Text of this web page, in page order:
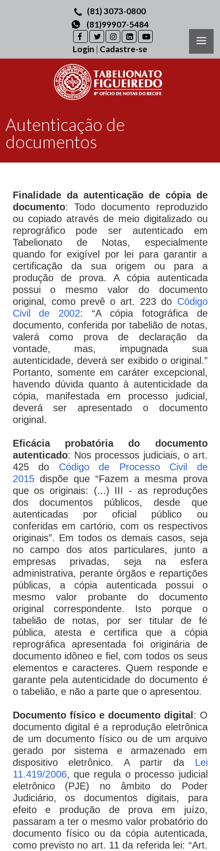
(81) 3073-0800
(81)99907-5484
Login | Cadastre-se
Autenticação de
documentos
Finalidade da autenticação de cópia de
documento: Todo documento reproduzido
ou copiado através de meio digitalizado ou
reprográfico pode ser autenticado em
Tabelionato de Notas, especialmente
quando for exigível por lei para garantir a
certificação da sua origem ou para a
produção de prova. A cópia autenticada
possui o mesmo valor do documento
original, como prevê o art. 223 do Código
Civil de 2002: “A cópia fotográfica de
documento, conferida por tabelião de notas,
valerá como prova de declaração da
vontade, mas, impugnada sua
autenticidade, deverá ser exibido o original.”
Portanto, somente em caráter excepcional,
havendo dúvida quanto à autenticidade da
cópia, manifestada em processo judicial,
deverá ser apresentado o documento
original.
Eficácia probatória do documento
autenticado: Nos processos judiciais, o art.
425 do Código de Processo Civil de
2015dispõe que “Fazem a mesma prova
que os originais: (...) III - as reproduções
dos documentos públicos, desde que
autenticadas por oficial público ou
conferidas em cartório, com os respectivos
originais”. Em todos os demais casos, seja
no campo dos atos particulares, junto a
empresas privadas, seja na esfera
administrativa, perante órgãos e repartições
públicas, a cópia autenticada possui o
mesmo valor probante do documento
original correspondente. Isto porque o
tabelião de notas, por ser titular de fé
pública, atesta e certifica que a cópia
reprográfica apresentada foi originária de
documento idôneo e fiel, com todos os seus
elementos e caracteres. Quem responde e
garante pela autenticidade do documento é
o tabelião, e não a parte que o apresentou.
Documento físico e documento digital : O
documento digital é a reprodução eletrônica
de um documento físico ou de um arquivo
gerado por sistema e armazenado em
dispositivo eletrônico. A partir da Lei
11.419/2006, que regula o processo judicial
eletrônico (PJE) no âmbito do Poder
Judiciário, os documentos digitais, para
efeito e produção de prova em juízo,
passaram a ter o mesmo valor probatório do
documento físico ou da cópia autenticada,
como previsto no art. 11 da referida lei: “Art.